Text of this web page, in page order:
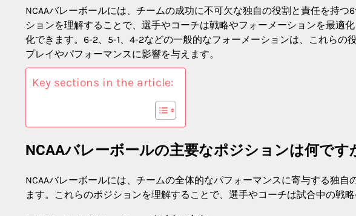
NCAAバレーボールには、チームの成功に不可欠な独自の役割と責任を持
ションを理解することで、選手やコーチは戦略やフォーメーションを最適
化できます。6-2、5-1、4-2などの一般的なフォーメーションは、これらの
プレイやパフォーマンスに影響を与えます。
Key sections in the article:
NCAAバレーボールの主要なポジションは何です
NCAAバレーボールには、チームの全体的なパフォーマンスに寄与する独
ます。これらのポジションを理解することで、選手やコーチは試合中の戦